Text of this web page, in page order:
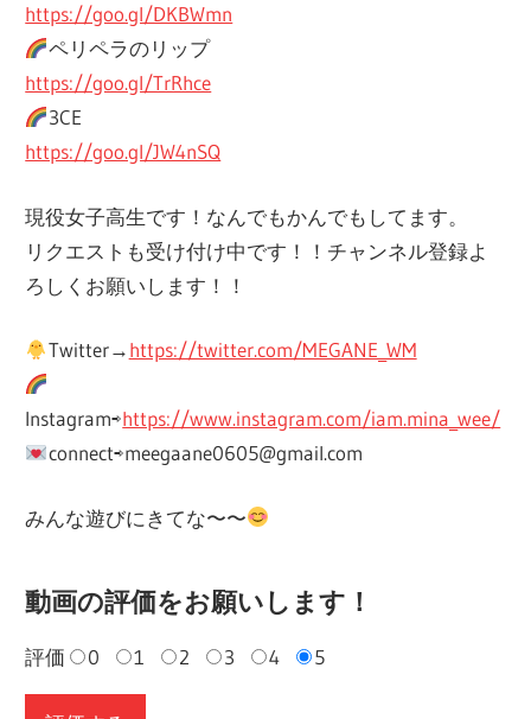
https://goo.gl/DKBWmn
ペリペラのリップ
https://goo.gl/TrRhce
3CE
https://goo.gl/JW4nSQ
現役女子高生です！なんでもかんでもしてます。
リクエストも受け付け中です！！チャンネル登録よ
ろしくお願いします！！
Twitter→https://twitter.com/MEGANE_WM
Instagram⇨https://www.instagram.com/iam.mina_wee/
connect⇨meegaane0605@gmail.com
みんな遊びにきてな〜〜
動画の評価をお願いします！
評価 0 1 2 3 4 5